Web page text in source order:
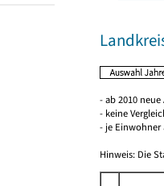
- ab 2010
- keine
- je Einwohner
Hinweis: Die